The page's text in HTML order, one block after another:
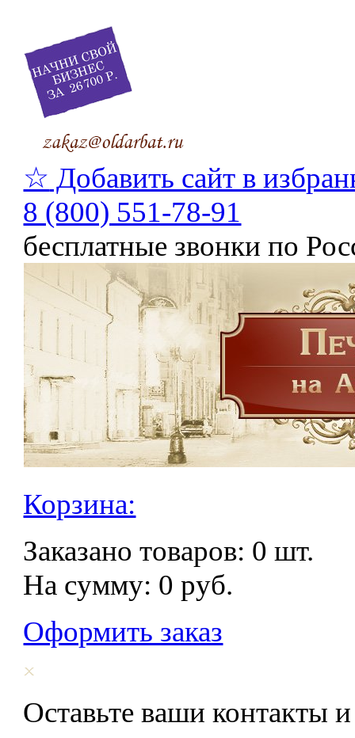
☆ Добавить сайт в
8 (800) 551-78-91
бесплатные звонки по
Корзина:
Заказано товаров: 0 шт.
На сумму: 0 руб.
Оформить заказ
Оставьте ваши контакты